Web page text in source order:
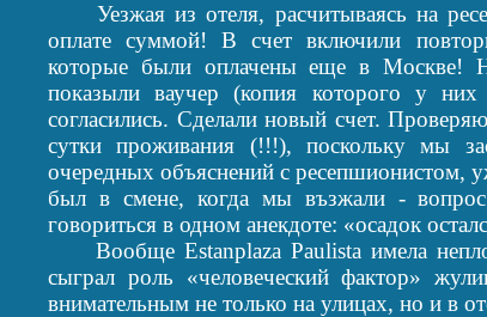
Уезжая из отеля, расчитываясь на
оплате суммой! В счет включили
которые были оплачены еще в Москве!
показыли ваучер (копия которого у
согласились. Сделали новый счет.
сутки проживания (!!!), поскольку мы
очередных объяснений с ресепшионистом,
был в смене, когда мы възжали -
говориться в одном анекдоте: «осадок
Вообще Estanplaza Paulista имела
сыграл роль «человеческий фактор»
внимательным не только на улицах, но и в